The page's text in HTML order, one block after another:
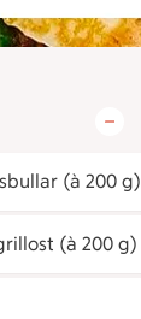
(à 200 g)
(à 200 g)